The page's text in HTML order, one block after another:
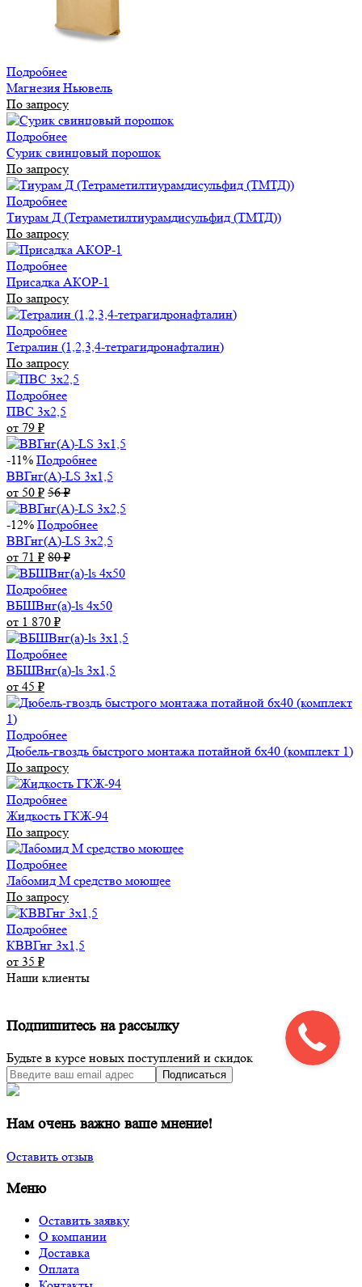
Подробнее
Магнезия Ньювель
По запросу
Подробнее
Сурик свинцовый порошок
По запросу
Подробнее
Тиурам Д (Тетраметилтиурамдисульфид (ТМТД))
По запросу
Подробнее
Присадка АКОР-1
По запросу
Подробнее
Тетралин (1,2,3,4-тетрагидронафталин)
По запросу
Подробнее
ПВС 3х2,5
от 79 ₽
-11% Подробнее
ВВГнг(А)-LS 3х1,5
от 50 ₽ 56₽
-12% Подробнее
ВВГнг(А)-LS 3х2,5
от 71 ₽ 80₽
Подробнее
ВБШВнг(а)-ls 4x50
от 1 870 ₽
Подробнее
ВБШВнг(а)-ls 3х1,5
от 45 ₽
Подробнее
Дюбель-гвоздь быстрого монтажа потайной 6х40 (комплект 1)
По запросу
Подробнее
Жидкость ГКЖ-94
По запросу
Подробнее
Лабомид М средство моющее
По запросу
Подробнее
КВВГнг 3х1,5
от 35 ₽
Наши клиенты
Подпишитесь на рассылку
Будьте в курсе новых поступлений и скидок
Подписаться
Нам очень важно ваше мнение!
Оставить отзыв
Меню
Оставить заявку
О компании
Доставка
Оплата